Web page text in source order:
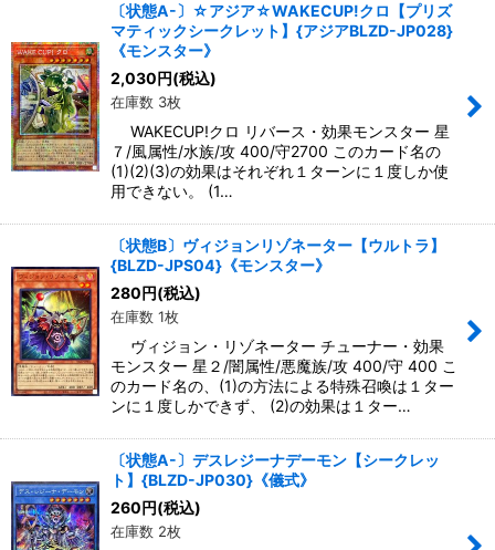
〔状態A-〕☆アジア☆WAKECUP!クロ【プリズ
マティックシークレット】{アジアBLZD-JP028}
《モンスター》
2,030円(税込)
在庫数 3枚
WAKECUP!クロ リバース・効果モンスター 星
７/風属性/水族/攻 400/守2700 このカード名の
(1)(2)(3)の効果はそれぞれ１ターンに１度しか使
用できない。 (1…
〔状態B〕ヴィジョンリゾネーター【ウルトラ】
{BLZD-JPS04}《モンスター》
280円(税込)
在庫数 1枚
ヴィジョン・リゾネーター チューナー・効果
モンスター 星２/闇属性/悪魔族/攻 400/守 400 こ
のカード名の、(1)の方法による特殊召喚は１ター
ンに１度しかできず、 (2)の効果は１ター…
〔状態A-〕デスレジーナデーモン【シークレッ
ト】{BLZD-JP030}《儀式》
260円(税込)
在庫数 2枚